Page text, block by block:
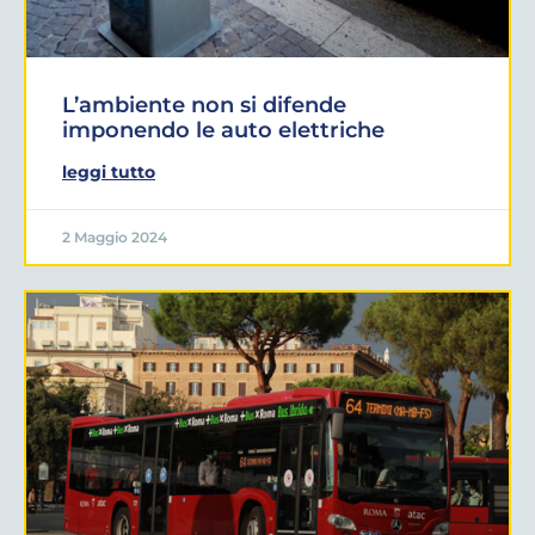
L’ambiente non si difende
imponendo le auto elettriche
leggi tutto
2 Maggio 2024